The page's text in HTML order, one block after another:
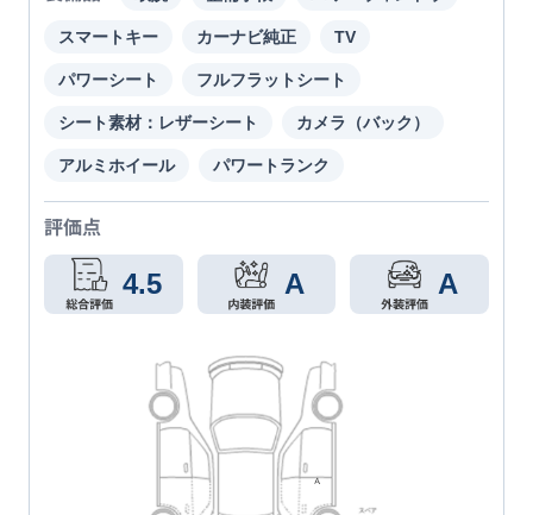
スマートキー カーナビ純正 TV
パワーシート フルフラットシート
シート素材：レザーシート カメラ（バック）
アルミホイール パワートランク
評価点
4.5 A A